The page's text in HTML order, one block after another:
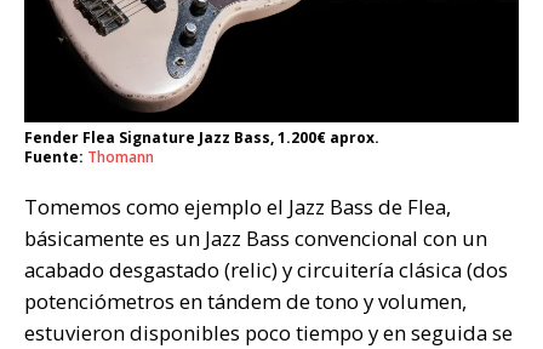
Fender Flea Signature Jazz Bass, 1.200€ aprox.
Fuente: Thomann
Tomemos como ejemplo el Jazz Bass de Flea,
básicamente es un Jazz Bass convencional con un
acabado desgastado (relic) y circuitería clásica (dos
potenciómetros en tándem de tono y volumen,
estuvieron disponibles poco tiempo y en seguida se